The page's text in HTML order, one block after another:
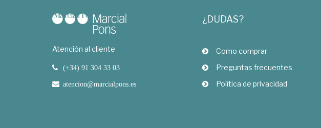
Atención al cliente
(+34) 91 304 33 03
atencion@marcialpons.es
¿DUDAS?
Como comprar
Preguntas frecuentes
Política de privacidad